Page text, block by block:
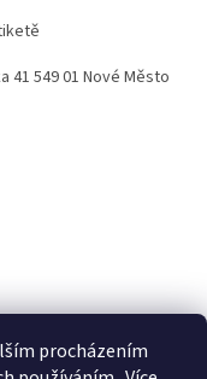
procházením
41 549 01 Nové Město